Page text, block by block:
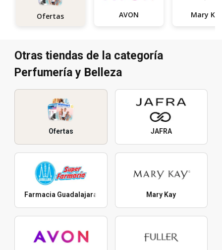
Ofertas AVON Mary
Otras tiendas de la categoría
Perfumería y Belleza
Ofertas JAFRA
Farmacia Guadalajara Mary Kay